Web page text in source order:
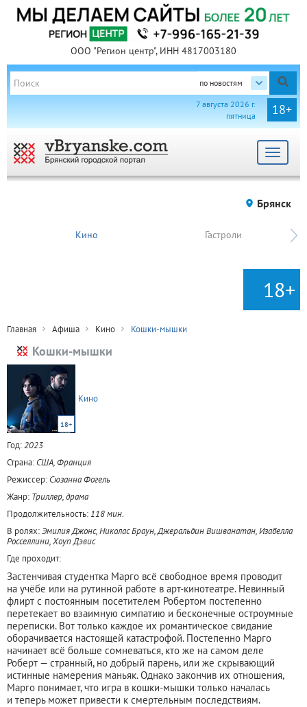
ООО "Регион центр", ИНН 4817003180
по новостям
18+
7 августа 2026 г.
пятница
Toggle
Брянск
Кино Гастроли
18+
Главная Афиша Кино Кошки-мышки
Кошки-мышки
18+
Кино
Год:2023
Страна: США, Франция
Режиссер: Сюзанна Фогель
Жанр: Триллер, драма
Продолжительность: 118 мин.
В ролях:Эмилия Джонс, Николас Браун, Джеральдин Вишванатан, Изабелла
Росселлини, Хоуп Дэвис
Где проходит:
Застенчивая студентка Марго всё свободное время проводит
на учёбе или на рутинной работе в арт-кинотеатре. Невинный
флирт с постоянным посетителем Робертом постепенно
перетекает во взаимную симпатию и бесконечные остроумные
переписки. Вот только каждое их романтическое свидание
оборачивается настоящей катастрофой. Постепенно Марго
начинает всё больше сомневаться, кто же на самом деле
Роберт — странный, но добрый парень, или же скрывающий
истинные намерения маньяк. Однако закончив их отношения,
Марго понимает, что игра в кошки-мышки только началась
и теперь может привести к смертельным последствиям.